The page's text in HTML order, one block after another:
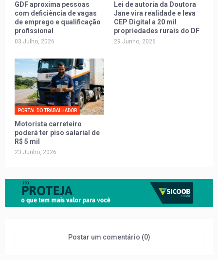
GDF aproxima pessoas
com deficiência de vagas
de emprego e qualificação
profissional
03 Julho, 2026
Lei de autoria da Doutora
Jane vira realidade e leva
CEP Digital a 20 mil
propriedades rurais do DF
29 Junho, 2026
PORTAL DO TRABALHADOR
Motorista carreteiro
poderá ter piso salarial de
R$ 5 mil
23 Junho, 2026
Postar um comentário (0)